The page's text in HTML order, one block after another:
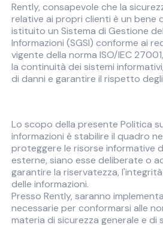
Rently, consapevole che la
relative ai propri clienti è un bene
istituito un Sistema di Gestione
Informazioni (SGSI) conforme ai
vigente della norma ISO/IEC
la continuità dei sistemi
di danni e garantire il rispetto
Lo scopo della presente Politica
informazioni è stabilire il quadro
proteggere le risorse informative
esterne, siano esse deliberate o
garantire la riservatezza,
delle informazioni.
Presso Rently, saranno
necessarie per conformarsi alle
materia di sicurezza generale e di